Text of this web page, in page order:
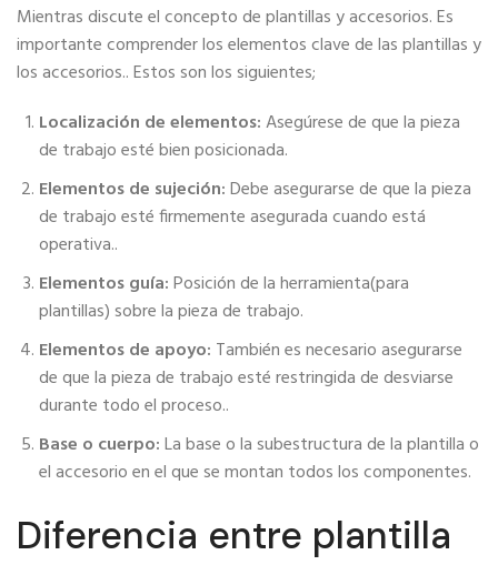
Mientras discute el concepto de plantillas y accesorios. Es
importante comprender los elementos clave de las plantillas y
los accesorios.. Estos son los siguientes;
Localización de elementos:Asegúrese de que la pieza
de trabajo esté bien posicionada.
Elementos de sujeción:Debe asegurarse de que la pieza
de trabajo esté firmemente asegurada cuando está
operativa..
Elementos guía:Posición de la herramienta(para
plantillas) sobre la pieza de trabajo.
Elementos de apoyo: También es necesario asegurarse
de que la pieza de trabajo esté restringida de desviarse
durante todo el proceso..
Base o cuerpo:La base o la subestructura de la plantilla o
el accesorio en el que se montan todos los componentes.
Diferencia entre plantilla